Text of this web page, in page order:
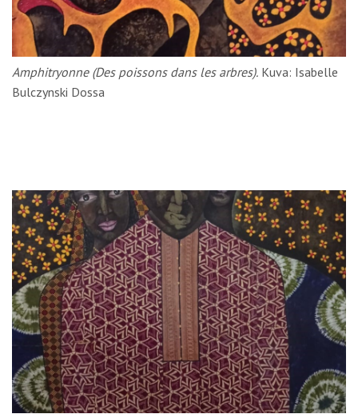
Amphitryonne (Des poissons dans les arbres). Kuva: Isabelle
Bulczynski Dossa